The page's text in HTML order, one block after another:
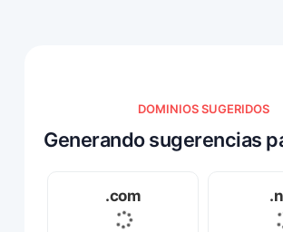
DOMINIOS SUGERIDOS
Generando sugerencias
.com